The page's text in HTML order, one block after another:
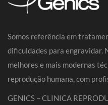
Somos referência em
dificuldades para engravidar.
melhores e mais modernas
reprodução humana, com
GENICS – CLINICA